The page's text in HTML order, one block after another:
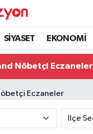
SİYASET EKONOMİ
Nöbetçi Eczaneler